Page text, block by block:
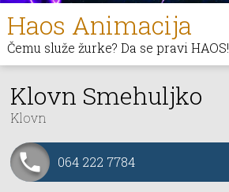
Haos Animacija
Čemu služe žurke? Da se pravi HAOS!
Klovn Smehuljko
Klovn
064 222 7784